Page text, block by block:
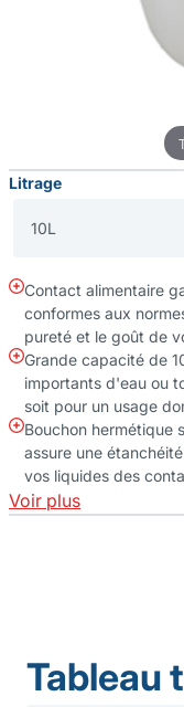
Contact alimentaire
conformes aux
pureté et le goût de
Grande capacité de
importants d'eau ou
soit pour un usage
Bouchon hermétique
assure une
vos liquides des
Voir plus
Litrage
Tableau